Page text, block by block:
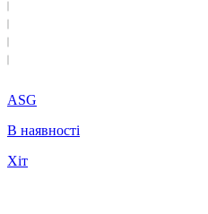
ASG
В наявності
Хіт